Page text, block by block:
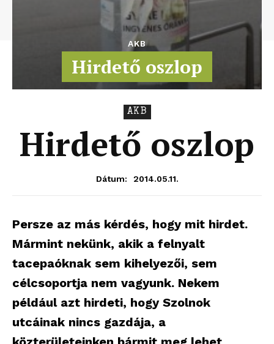
AKB
Hirdető oszlop
AKB
Hirdető oszlop
Dátum: 2014.05.11.
Persze az más kérdés, hogy mit hirdet.
Mármint nekünk, akik a felnyalt
tacepaóknak sem kihelyezői, sem
célcsoportja nem vagyunk. Nekem
például azt hirdeti, hogy Szolnok
utcáinak nincs gazdája, a